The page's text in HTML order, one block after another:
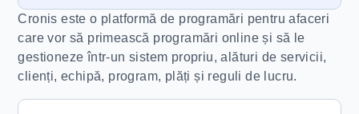
Cronis este o platformă de programări pentru afaceri
care vor să primească programări online și să le
gestioneze într-un sistem propriu, alături de servicii,
clienți, echipă, program, plăți și reguli de lucru.